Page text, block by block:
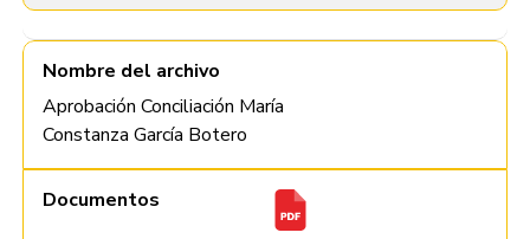
Nombre del archivo
Aprobación Conciliación María
Constanza García Botero
Documentos